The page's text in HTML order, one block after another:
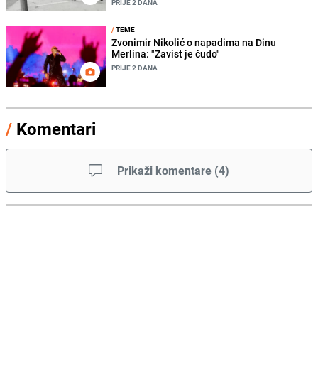
PRIJE 2 DANA
/TEME
Zvonimir Nikolić o napadima na Dinu
Merlina: "Zavist je čudo"
PRIJE 2 DANA
/ Komentari
Prikaži komentare (4)